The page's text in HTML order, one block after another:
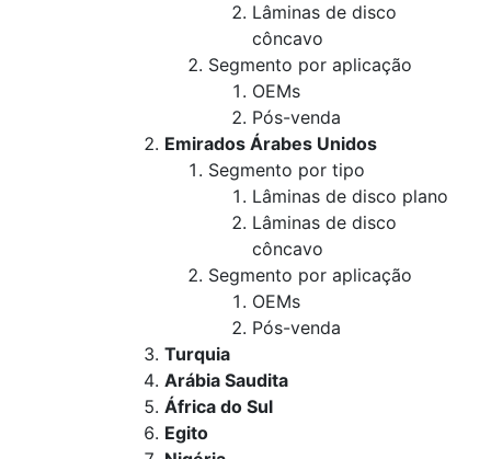
Lâminas de disco
côncavo
Segmento por aplicação
OEMs
Pós-venda
Emirados Árabes Unidos
Segmento por tipo
Lâminas de disco plano
Lâminas de disco
côncavo
Segmento por aplicação
OEMs
Pós-venda
Turquia
Arábia Saudita
África do Sul
Egito